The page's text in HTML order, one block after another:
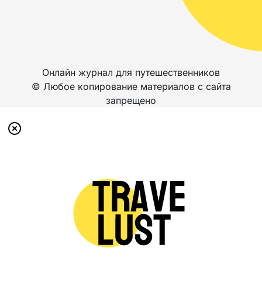
Онлайн журнал для путешественников
© Любое копирование материалов с сайта
запрещено